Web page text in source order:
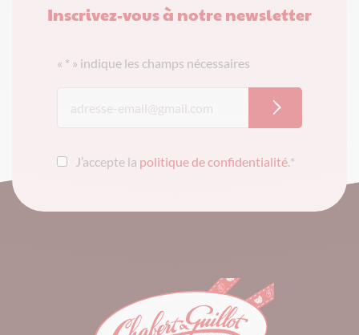
Inscrivez-vous à notre newsletter
« * » indique les champs nécessaires
J’accepte la politique de confidentialité.*